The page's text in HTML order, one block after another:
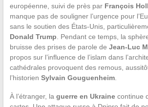
européenne, suivi de près par François
manque pas de souligner l’urgence pour
sans le soutien des États-Unis,
Donald Trump . Pendant ce temps, la
bruisse des prises de parole de Jean-Luc
propos sur l’influence de l’islam dans
cathédrales provoquent des remous,
l’historien Sylvain Gouguenheim.
À l’étranger, la guerre en Ukrainecontinue